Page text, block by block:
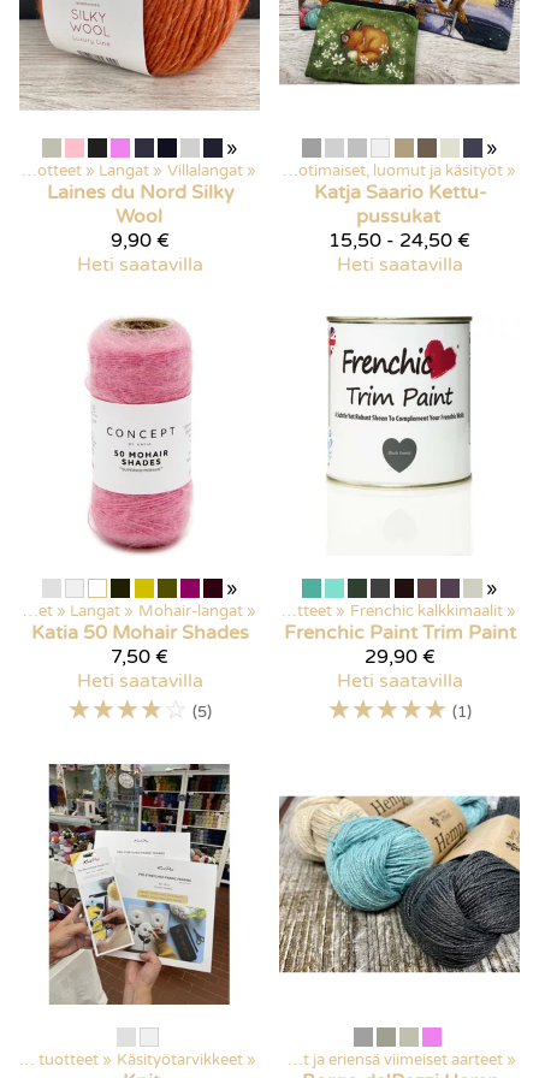
»
Kaikki tuotteet ‪» Langat ‪» Villalangat ‪»
Laines du Nord Silky
Wool
9,90 €
Heti saatavilla
»
Kaikki tuotteet Kotimaiset, luomut ja käsityöt ‪»
Katja Saario Kettu-
pussukat
15,50 - 24,50 €
Heti saatavilla
»
Kaikki tuotteet ‪» Langat ‪» Mohair-langat ‪»
Katia 50 Mohair Shades
7,50 €
Heti saatavilla
☆☆☆☆ ☆ (5)
»
Kaikki tuotteet ‪» Frenchic kalkkimaalit ‪»
Frenchic Paint Trim Paint
29,90 €
Heti saatavilla
☆☆☆☆☆ (1)
Kaikki tuotteet ‪» Käsityötarvikkeet ‪»
Kaikki tuotteet‪»Tarjoukset‪» Poistuvat ja eriensä viimeiset aarteet ‪»